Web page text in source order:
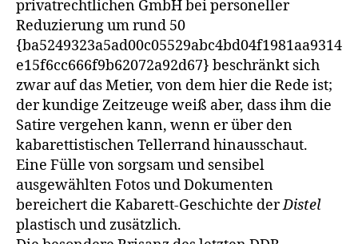
privatrechtlichen GmbH bei personeller
Reduzierung um rund 50
{ba5249323a5ad00c05529abc4bd04f1981aa9314
e15f6cc666f9b62072a92d67} beschränkt sich
zwar auf das Metier, von dem hier die Rede ist;
der kundige Zeitzeuge weiß aber, dass ihm die
Satire vergehen kann, wenn er über den
kabarettistischen Tellerrand hinausschaut.
Eine Fülle von sorgsam und sensibel
ausgewählten Fotos und Dokumen­ten
bereichert die Kabarett-Geschichte derDistel
plastisch und zusätzlich.